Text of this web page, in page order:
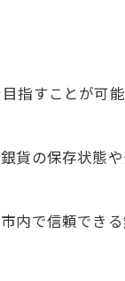
指すことが可
貨の保存状態
内で信頼でき